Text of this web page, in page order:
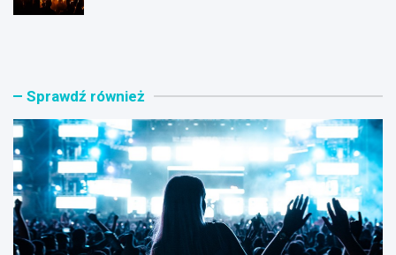
„
w
r
z
e
z
K
i
e
k
L
e
n
e
p
r
z
y
g
ó
Sprawdź również